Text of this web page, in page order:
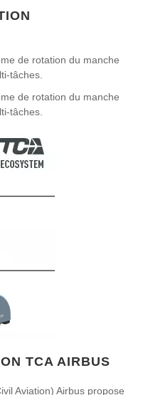
de rotation du manche
tâches.
de rotation du manche
tâches.
TCA AIRBUS
Aviation) Airbus propose